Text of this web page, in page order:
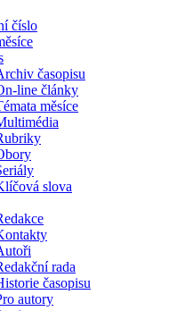
číslo
časopisu
line články
měsíce
slova
rada
časopisu
autory